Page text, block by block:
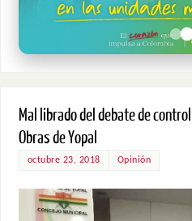
Mal librado del debate de
Obras de Yopal
octubre 23, 2018 Opinión